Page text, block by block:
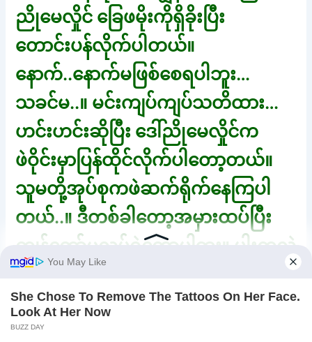
ညိုမေလှိုင် ခြေဖမိုးကိုရှိခိုးပြီး
တောင်းပန်လိုက်ပါတယ်။
နောက်..နောက်မဖြစ်စေရပါဘူး…
သခင်မ..။ မင်းကျပ်ကျပ်သတိထား…
ဟင်းဟင်းဆိုပြီး ဒေါ်ညိုမေလှိုင်က
ဖဲဝိုင်းမှာပြန်ထိုင်လိုက်ပါတော့တယ်။
သူမတို့အုပ်စုကဖဲဆက်ရိုက်နေကြပါ
တယ်..။ ဒီတစ်ခါတော့အမှားထပ်ပြီး
ကျွန်တော်မလုပ်ရဲတော့ပါဘူး။ ပါးကလဲ
ဒေါ်ညိုမေလှိုင်ရိုက်ထားလို့ရောင်ကိုင်း
နေပါပြီ.။ ကျွန်တော်ကတော့ သူမတို့
သခင်မတွေရဲ့ဖဲဝိုင်းနားမှာ ဒူးထောက်